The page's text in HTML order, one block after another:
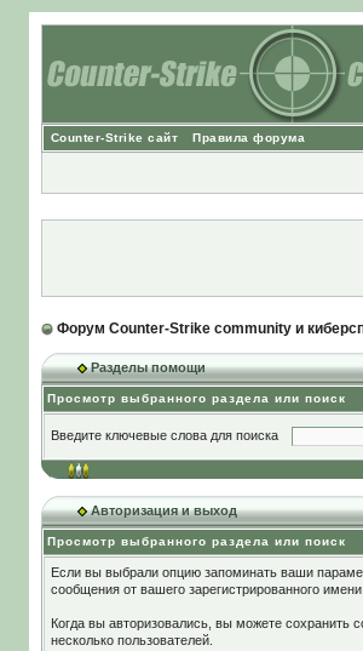
Counter-Strike сайт Правила форума
Форум Counter-Strike community и
Разделы помощи
Просмотр выбранного раздела или поиск
Введите ключевые слова для поиска
Авторизация и выход
Просмотр выбранного раздела или поиск
Если вы выбрали опцию запоминать ваши
сообщения от вашего зарегистрированного имени.
Когда вы авторизовались, вы можете сохранить
несколько пользователей.